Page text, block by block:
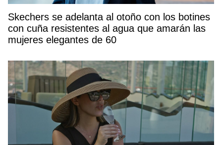
Skechers se adelanta al otoño con los botines
con cuña resistentes al agua que amarán las
mujeres elegantes de 60